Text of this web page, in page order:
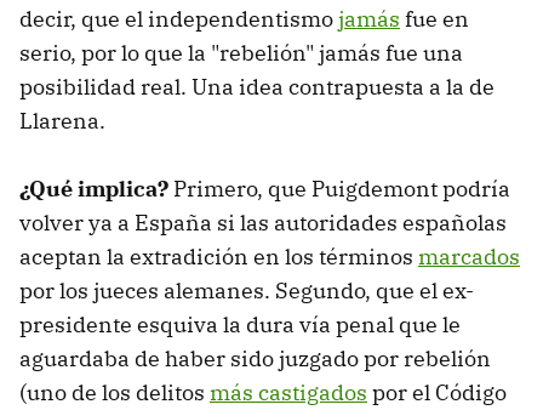
decir, que el independentismojamás fue en
serio, por lo que la "rebelión" jamás fue una
posibilidad real. Una idea contrapuesta a la de
Llarena.
¿Qué implica? Primero, que Puigdemont podría
volver ya a España si las autoridades españolas
aceptan la extradición en los términos marcados
por los jueces alemanes. Segundo, que el ex-
presidente esquiva la dura vía penal que le
aguardaba de haber sido juzgado por rebelión
(uno de los delitos más castigados por el Código